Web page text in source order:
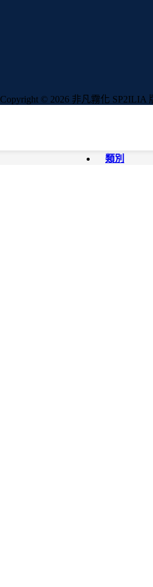
Copyright © 2026 非凡霧化 SP2ILIA
類別